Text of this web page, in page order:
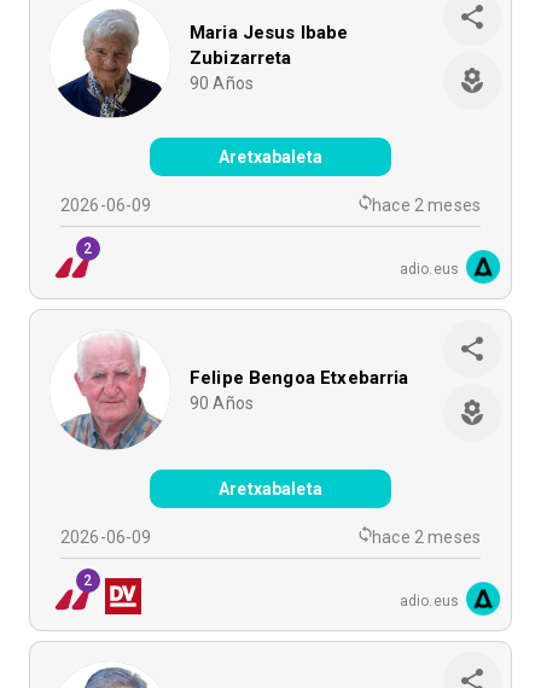
Maria Jesus Ibabe
Zubizarreta
90 Años
Aretxabaleta
2026-06-09 hace 2 meses
2
adio.eus
Felipe Bengoa Etxebarria
90 Años
Aretxabaleta
2026-06-09 hace 2 meses
2
adio.eus